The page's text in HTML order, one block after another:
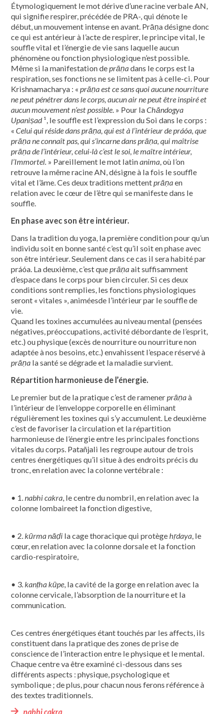
Étymologiquement le mot dérive d’une racine verbale AN,
qui signifie respirer, précédée de PRA-, qui dénote le
début, un mouvement intense en avant. Prāṇa désigne donc
ce qui est antérieur à l’acte de respirer, le principe vital, le
souffle vital et l’énergie de vie sans laquelle aucun
phénomène ou fonction physiologique n’est possible.
Même si la manifestation de prāṇadans le corps est la
respiration, ses fonctions ne se limitent pas à celle-ci. Pour
Krishnamacharya : « prāṇa est ce sans quoi aucune nourriture
ne peut pénétrer dans le corps, aucun air ne peut être inspiré et
aucun mouvement n’est possible . » Pour laChāndogya
Upaniṣad¹, le souffle est l’expression du Soi dans le corps :
«Celui qui réside dans prāṇa , qui est à l’intérieur de práóa, que
prāṇa ne connaît pas, qui s’incarne dans prāṇa , qui maîtrise
prāṇade l’intérieur, celui-là c’est le soi, le maître intérieur,
l’Immortel. » Pareillement le mot latinanima , où l’on
retrouve la même racine AN, désigne à la fois le souffle
vital et l’âme. Ces deux traditions mettent prāṇaen
relation avec le cœur de l’être qui se manifeste dans le
souffle.
En phase avec son être intérieur.
Dans la tradition du yoga, la première condition pour qu’un
individu soit en bonne santé c’est qu’il soit en phase avec
son être intérieur. Seulement dans ce cas il sera habité par
práóa. La deuxième, c’est que prāṇaait suffisamment
d’espace dans le corps pour bien circuler. Si ces deux
conditions sont remplies, les fonctions physiologiques
seront « vitales », animéesde l’intérieur par le souffle de
vie.
Quand les toxines accumulées au niveau mental (pensées
négatives, préoccupations, activité débordante de l’esprit,
etc.) ou physique (excès de nourriture ou nourriture non
adaptée à nos besoins, etc.) envahissent l’espace réservé à
prāṇa la santé se dégrade et la maladie survient.
Répartition harmonieuse de l’énergie.
Le premier but de la pratique c’est de ramener prāṇaà
l’intérieur de l’enveloppe corporelle en éliminant
régulièrement les toxines qui s’y accumulent. Le deuxième
c’est de favoriser la circulation et la répartition
harmonieuse de l’énergie entre les principales fonctions
vitales du corps. Patañjali les regroupe autour de trois
centres énergétiques qu’il situe à des endroits précis du
tronc, en relation avec la colonne vertébrale :
• 1. nabhi cakra , le centre du nombril, en relation avec la
colonne lombaireet la fonction digestive,
• 2. kūrma nāḍi la cage thoracique qui protège hṛdaya , le
cœur, en relation avec la colonne dorsale et la fonction
cardio-respiratoire,
• 3. kanṭha kūpe , la cavité de la gorge en relation avec la
colonne cervicale, l’absorption de la nourriture et la
communication.
Ces centres énergétiques étant touchés par les affects, ils
constituent dans la pratique des zones de prise de
conscience de l’interaction entre le physique et le mental.
Chaque centre va être examiné ci-dessous dans ses
différents aspects : physique, psychologique et
symbolique ; de plus, pour chacun nous ferons référence à
des textes traditionnels.
nabhi cakra